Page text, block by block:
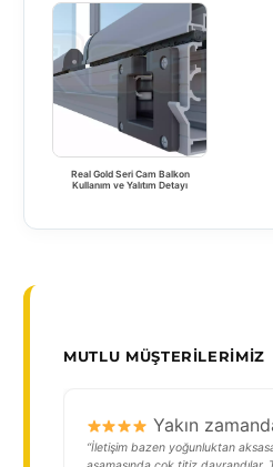
Real Gold Seri Cam Balkon
Kullanım ve Yalıtım Detayı
MUTLU MÜŞTERILERIMIZ
Yakın
“İletişim bazen yoğunluktan